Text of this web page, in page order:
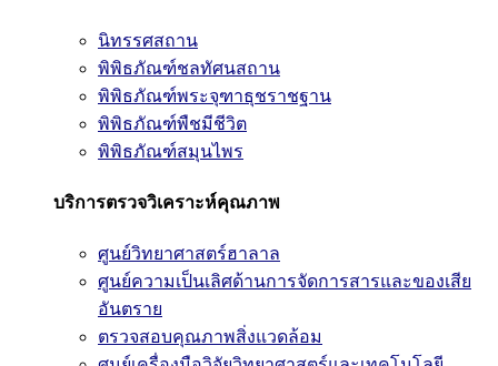
นิทรรศสถาน
พิพิธภัณฑ์ชลทัศนสถาน
พิพิธภัณฑ์พระจุฑาธุชราชฐาน
พิพิธภัณฑ์พืชมีชีวิต
พิพิธภัณฑ์สมุนไพร
บริการตรวจวิเคราะห์คุณภาพ
ศูนย์วิทยาศาสตร์ฮาลาล
ศูนย์ความเป็นเลิศด้านการจัดการสารและของเสีย
อันตราย
ตรวจสอบคุณภาพสิ่งแวดล้อม